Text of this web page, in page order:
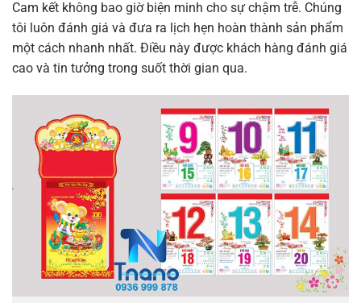
Cam kết không bao giờ biện minh cho sự chậm trễ. Chúng
tôi luôn đánh giá và đưa ra lịch hẹn hoàn thành sản phẩm
một cách nhanh nhất. Điều này được khách hàng đánh giá
cao và tin tưởng trong suốt thời gian qua.